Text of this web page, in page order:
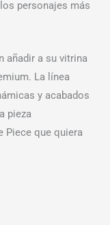
personajes más
añadir a su vitrina
La línea
y acabados
pieza
Piece que quiera